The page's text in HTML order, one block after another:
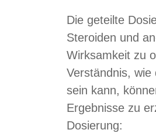
Die geteilte
Steroiden und
Wirksamkeit zu
Verständnis,
sein kann,
Ergebnisse zu
Dosierung: